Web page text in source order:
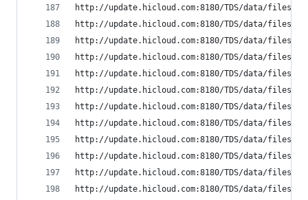
http://update.hicloud.com:8180/TDS/data/files/p9/
http://update.hicloud.com:8180/TDS/data/files/
http://update.hicloud.com:8180/TDS/data/files/p9/
http://update.hicloud.com:8180/TDS/data/files/p9/
http://update.hicloud.com:8180/TDS/data/files/p9/
http://update.hicloud.com:8180/TDS/data/files/p9/
http://update.hicloud.com:8180/TDS/data/files/p9/
http://update.hicloud.com:8180/TDS/data/files/p9/
http://update.hicloud.com:8180/TDS/data/files/p9/
http://update.hicloud.com:8180/TDS/data/files/p9/
http://update.hicloud.com:8180/TDS/data/files/p9/
http://update.hicloud.com:8180/TDS/data/files/p9/